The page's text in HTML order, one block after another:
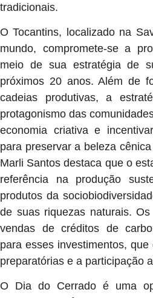
tradicionais.
O Tocantins, localizado na
mundo, compromete-se a
meio de sua estratégia de
próximos 20 anos. Além de
cadeias produtivas, a
protagonismo das
economia criativa e
para preservar a beleza
Marli Santos destaca que o
referência na produção
produtos da
de suas riquezas naturais.
vendas de créditos de
para esses investimentos,
preparatórias e a participação
O Dia do Cerrado é uma